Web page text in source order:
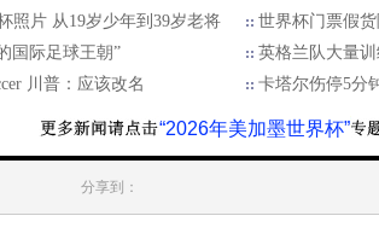
照片 从19岁少年到39岁老将
世界杯门票假
国际足球王朝”
英格兰队大量
川普：应该改名
卡塔尔伤停5分
“2026年美加墨世界杯”
分享到：